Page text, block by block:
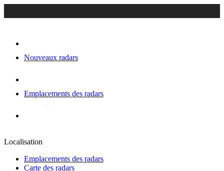
Nouveaux radars
Emplacements des radars
Localisation
Emplacements des radars
Carte des radars